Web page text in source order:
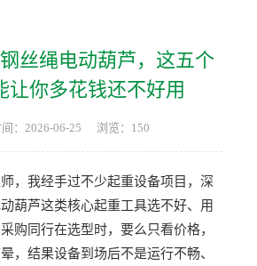
丝绳电动葫芦，这五个
让你多花钱还不好用
：2026-06-25 浏览：150
，我经手过不少起重设备项目，深
葫芦这类核心起重工具选不好、用
购同行在选型时，要么只看价格，
，结果设备到场后不是运行不畅、